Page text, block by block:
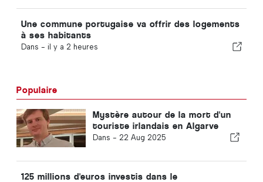
Une commune portugaise va offrir des logements
à ses habitants
Dans - il y a 2 heures
Populaire
Mystère autour de la mort d'un
touriste irlandais en Algarve
Dans - 22 Aug 2025
125 millions d'euros investis dans le